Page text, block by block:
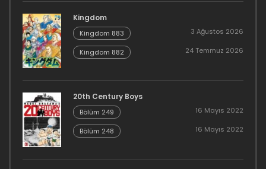
Kingdom
Kingdom 883 3 Ağustos 2026
Kingdom 882 24 Temmuz 2026
20th Century Boys
Bölüm 249 16 Mayıs 2022
Bölüm 248 16 Mayıs 2022